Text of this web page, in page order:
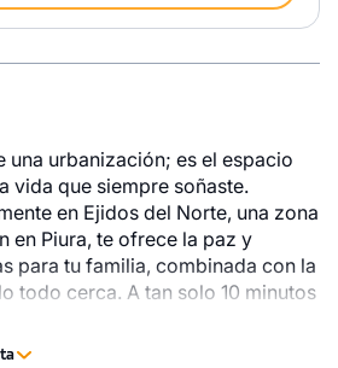
una urbanización; es el espacio
vida que siempre soñaste.
en Ejidos del Norte, una zona
en Piura, te ofrece la paz y
para tu familia, combinada con la
todo cerca. A tan solo 10 minutos
de Piura, garantizando una